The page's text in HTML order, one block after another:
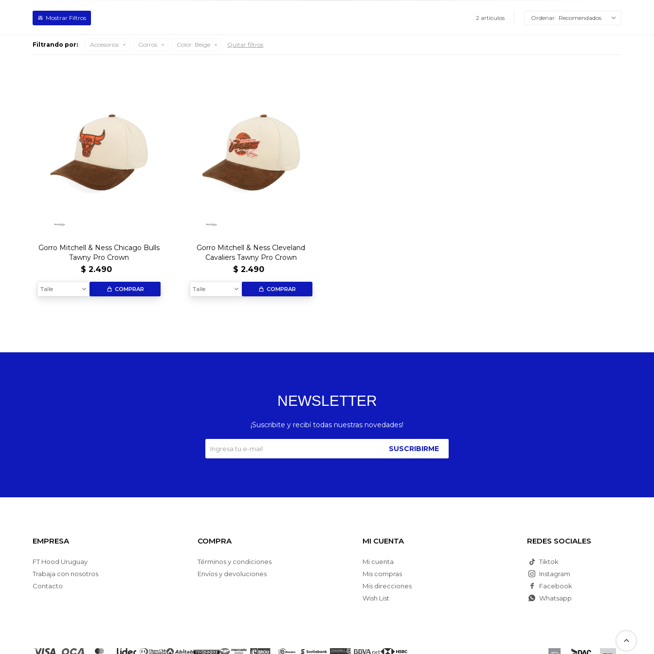
2 artículos Recomendados
Filtrando por: Accesorios Gorros Color: Beige Quitar filtros
Gorro Mitchell & Ness Chicago Bulls
Tawny Pro Crown
$ 2.490
Talle COMPRAR
Gorro Mitchell & Ness Cleveland
Cavaliers Tawny Pro Crown
$ 2.490
Talle COMPRAR
EMPRESA
FT Hood Uruguay
Trabaja con nosotros
Contacto
COMPRA
Términos y condiciones
Envíos y devoluciones
MI CUENTA
Mi cuenta
Mis compras
Mis direcciones
Wish List
REDES SOCIALES
Tiktok
Facebook
Instagram
Whatsapp
NEWSLETTER
¡Suscribite y recibí todas nuestras novedades!
SUSCRIBIRME